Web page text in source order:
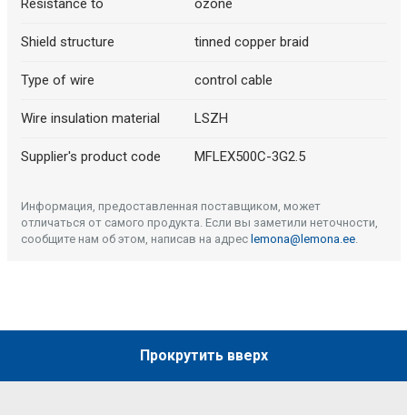
Resistance to ozone
Shield structure tinned copper braid
Type of wire control cable
Wire insulation material LSZH
Supplier's product code MFLEX500C-3G2.5
Информация, предоставленная поставщиком, может
отличаться от самого продукта. Если вы заметили неточности,
сообщите нам об этом, написав на адрес lemona@lemona.ee.
Прокрутить вверх